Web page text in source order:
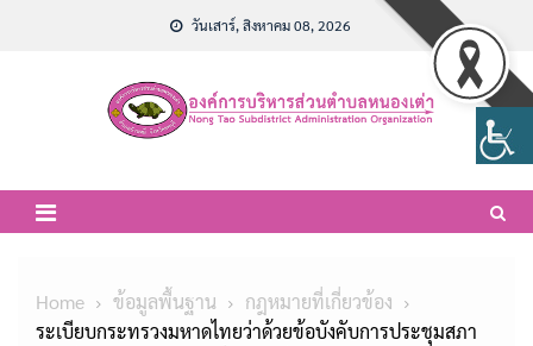
วันเสาร์, สิงหาคม 08, 2026
Home ข้อมูลพื้นฐาน
กฎหมายที่เกี่ยวข้อง
ระเบียบกระทรวงมหาดไทยว่าด้วยข้อบังคับการประชุมสภา